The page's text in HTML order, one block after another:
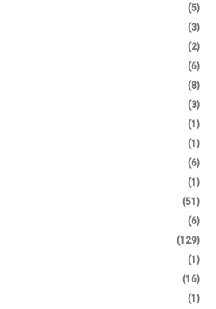
(5)
(3)
(2)
(6)
(8)
(3)
(1)
(1)
(6)
(1)
(51)
(6)
(129)
(1)
(16)
(1)